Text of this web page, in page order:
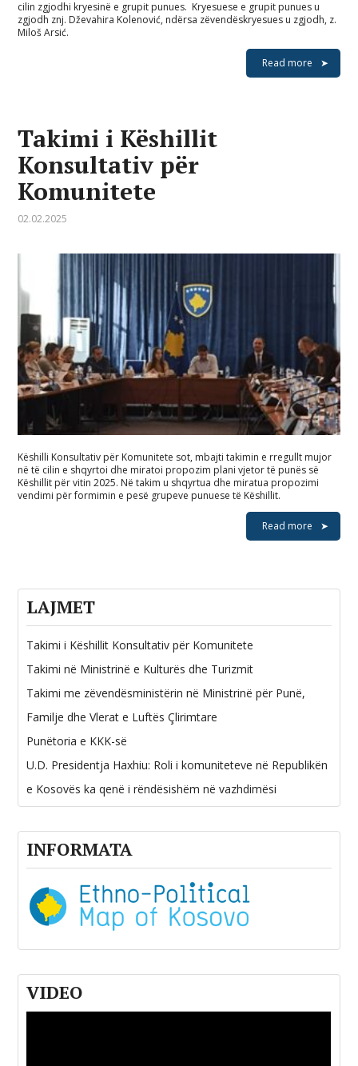
cilin zgjodhi kryesinë e grupit punues. Kryesuese e grupit punues u
zgjodh znj. Dževahira Kolenović, ndërsa zëvendëskryesues u zgjodh, z.
Miloš Arsić.
Read more
Takimi i Këshillit
Konsultativ për
Komunitete
02.02.2025
Këshilli Konsultativ për Komunitete sot, mbajti takimin e rregullt mujor
në të cilin e shqyrtoi dhe miratoi propozim plani vjetor të punës së
Këshillit për vitin 2025. Në takim u shqyrtua dhe miratua propozimi
vendimi për formimin e pesë grupeve punuese të Këshillit.
Read more
LAJMET
Takimi i Këshillit Konsultativ për Komunitete
Takimi në Ministrinë e Kulturës dhe Turizmit
Takimi me zëvendësministërin në Ministrinë për Punë,
Familje dhe Vlerat e Luftës Çlirimtare
Punëtoria e KKK-së
U.D. Presidentja Haxhiu: Roli i komuniteteve në Republikën
e Kosovës ka qenë i rëndësishëm në vazhdimësi
INFORMATA
VIDEO